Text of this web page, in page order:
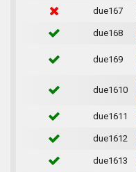
due167
due168
due169
due1610
due1611
due1612
due1613